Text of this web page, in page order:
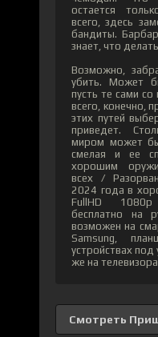
остается
всего, здесь
бандиты.
знает, что
Возможно,
убить. Может
пусть те сами
всего, конечно,
этих путей
приведет.
миром может
смелая и ее
хорошим
всех /
2024 года в
FullHD
бесплатно на
возможен на
Samsung,
устройствах под
же на
Смотреть